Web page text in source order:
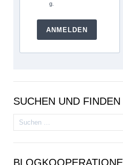
g.
ANMELDEN
SUCHEN UND FINDEN
Suchen
nach:
BLOGKOOPERATIONE